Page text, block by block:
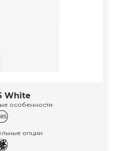
White
особенности
опции